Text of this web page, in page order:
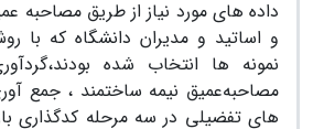
و اساتید و مدیران دانشگاه که با
نمونه ها انتخاب شده
‌مصاحبه‌عمیق‌ نیمه‌ ساختمند ، جمع
های تفضیلی در سه مرحله کدگذاری